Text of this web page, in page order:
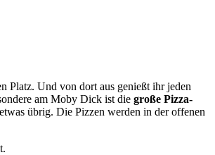
Platz. Und von dort aus genießt ihr jeden
am Moby Dick ist die große Pizza-
übrig. Die Pizzen werden in der offenen